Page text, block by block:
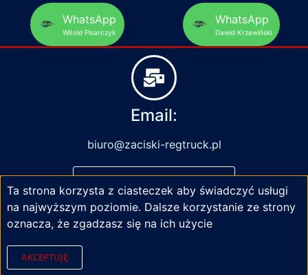
WhatsApp
Witold Pisarczyk
WhatsApp
Dawid Krzewiński
Email:
biuro@zaciski-regtruck.pl
NAPISZ DO NAS
Ta strona korzysta z ciasteczek aby świadczyć usługi
na najwyższym poziomie. Dalsze korzystanie ze strony
oznacza, że zgadzasz się na ich użycie
AKCEPTUJĘ